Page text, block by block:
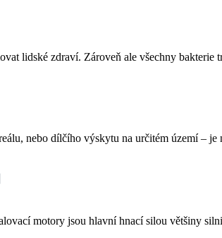
lidské zdraví. Zároveň ale všechny
nebo dílčího výskytu na určitém území – je
motory jsou hlavní hnací silou většiny